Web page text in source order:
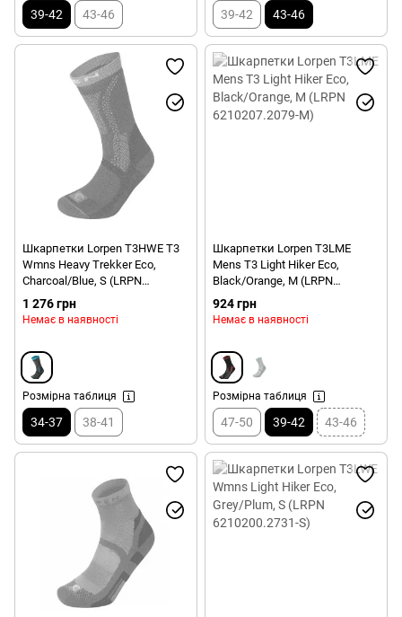
39-42 43-46 39-42 43-46
Шкарпетки Lorpen T3HWE T3
Wmns Heavy Trekker Eco,
Charcoal/Blue, S (LRPN
6210242.1835-S)
1 276 грн
Немає в наявності
Розмірна таблиця
34-37 38-41
Шкарпетки Lorpen T3LME
Mens T3 Light Hiker Eco,
Black/Orange, M (LRPN
6210207.2079-M)
924 грн
Немає в наявності
Розмірна таблиця
47-50 39-42 43-46